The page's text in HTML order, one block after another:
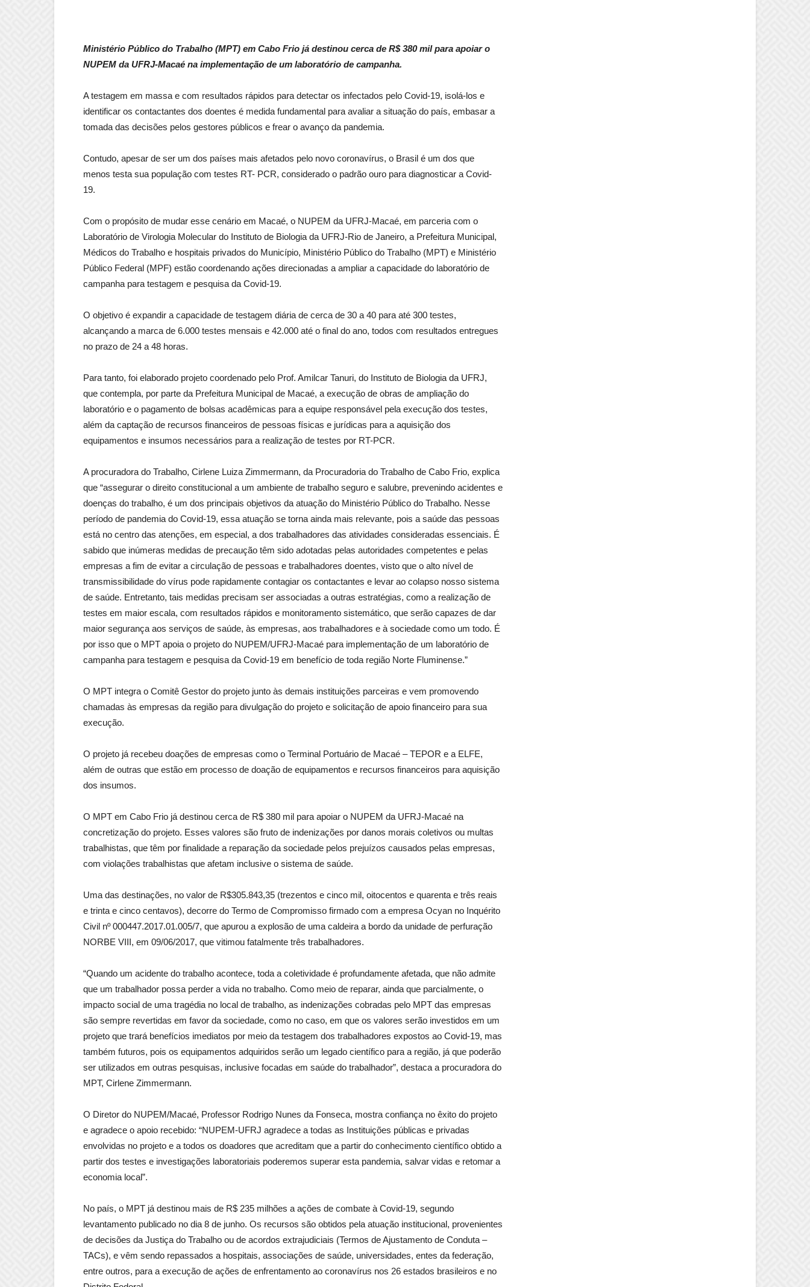
Ministério Público do Trabalho (MPT) em Cabo Frio já destinou cerca de R$ 380 mil para apoiar o
NUPEM da UFRJ-Macaé na implementação de um laboratório de campanha.
A testagem em massa e com resultados rápidos para detectar os infectados pelo Covid-19, isolá-los e
identificar os contactantes dos doentes é medida fundamental para avaliar a situação do país, embasar a
tomada das decisões pelos gestores públicos e frear o avanço da pandemia.
Contudo, apesar de ser um dos países mais afetados pelo novo coronavírus, o Brasil é um dos que
menos testa sua população com testes RT- PCR, considerado o padrão ouro para diagnosticar a Covid-
19.
Com o propósito de mudar esse cenário em Macaé, o NUPEM da UFRJ-Macaé, em parceria com o
Laboratório de Virologia Molecular do Instituto de Biologia da UFRJ-Rio de Janeiro, a Prefeitura Municipal,
Médicos do Trabalho e hospitais privados do Município, Ministério Público do Trabalho (MPT) e Ministério
Público Federal (MPF) estão coordenando ações direcionadas a ampliar a capacidade do laboratório de
campanha para testagem e pesquisa da Covid-19.
O objetivo é expandir a capacidade de testagem diária de cerca de 30 a 40 para até 300 testes,
alcançando a marca de 6.000 testes mensais e 42.000 até o final do ano, todos com resultados entregues
no prazo de 24 a 48 horas.
Para tanto, foi elaborado projeto coordenado pelo Prof. Amilcar Tanuri, do Instituto de Biologia da UFRJ,
que contempla, por parte da Prefeitura Municipal de Macaé, a execução de obras de ampliação do
laboratório e o pagamento de bolsas acadêmicas para a equipe responsável pela execução dos testes,
além da captação de recursos financeiros de pessoas físicas e jurídicas para a aquisição dos
equipamentos e insumos necessários para a realização de testes por RT-PCR.
A procuradora do Trabalho, Cirlene Luiza Zimmermann, da Procuradoria do Trabalho de Cabo Frio, explica
que “assegurar o direito constitucional a um ambiente de trabalho seguro e salubre, prevenindo acidentes e
doenças do trabalho, é um dos principais objetivos da atuação do Ministério Público do Trabalho. Nesse
período de pandemia do Covid-19, essa atuação se torna ainda mais relevante, pois a saúde das pessoas
está no centro das atenções, em especial, a dos trabalhadores das atividades consideradas essenciais. É
sabido que inúmeras medidas de precaução têm sido adotadas pelas autoridades competentes e pelas
empresas a fim de evitar a circulação de pessoas e trabalhadores doentes, visto que o alto nível de
transmissibilidade do vírus pode rapidamente contagiar os contactantes e levar ao colapso nosso sistema
de saúde. Entretanto, tais medidas precisam ser associadas a outras estratégias, como a realização de
testes em maior escala, com resultados rápidos e monitoramento sistemático, que serão capazes de dar
maior segurança aos serviços de saúde, às empresas, aos trabalhadores e à sociedade como um todo. É
por isso que o MPT apoia o projeto do NUPEM/UFRJ-Macaé para implementação de um laboratório de
campanha para testagem e pesquisa da Covid-19 em benefício de toda região Norte Fluminense.”
O MPT integra o Comitê Gestor do projeto junto às demais instituições parceiras e vem promovendo
chamadas às empresas da região para divulgação do projeto e solicitação de apoio financeiro para sua
execução.
O projeto já recebeu doações de empresas como o Terminal Portuário de Macaé – TEPOR e a ELFE,
além de outras que estão em processo de doação de equipamentos e recursos financeiros para aquisição
dos insumos.
O MPT em Cabo Frio já destinou cerca de R$ 380 mil para apoiar o NUPEM da UFRJ-Macaé na
concretização do projeto. Esses valores são fruto de indenizações por danos morais coletivos ou multas
trabalhistas, que têm por finalidade a reparação da sociedade pelos prejuízos causados pelas empresas,
com violações trabalhistas que afetam inclusive o sistema de saúde.
Uma das destinações, no valor de R$305.843,35 (trezentos e cinco mil, oitocentos e quarenta e três reais
e trinta e cinco centavos), decorre do Termo de Compromisso firmado com a empresa Ocyan no Inquérito
Civil nº 000447.2017.01.005/7, que apurou a explosão de uma caldeira a bordo da unidade de perfuração
NORBE VIII, em 09/06/2017, que vitimou fatalmente três trabalhadores.
“Quando um acidente do trabalho acontece, toda a coletividade é profundamente afetada, que não admite
que um trabalhador possa perder a vida no trabalho. Como meio de reparar, ainda que parcialmente, o
impacto social de uma tragédia no local de trabalho, as indenizações cobradas pelo MPT das empresas
são sempre revertidas em favor da sociedade, como no caso, em que os valores serão investidos em um
projeto que trará benefícios imediatos por meio da testagem dos trabalhadores expostos ao Covid-19, mas
também futuros, pois os equipamentos adquiridos serão um legado científico para a região, já que poderão
ser utilizados em outras pesquisas, inclusive focadas em saúde do trabalhador”, destaca a procuradora do
MPT, Cirlene Zimmermann.
O Diretor do NUPEM/Macaé, Professor Rodrigo Nunes da Fonseca, mostra confiança no êxito do projeto
e agradece o apoio recebido: “NUPEM-UFRJ agradece a todas as Instituições públicas e privadas
envolvidas no projeto e a todos os doadores que acreditam que a partir do conhecimento científico obtido a
partir dos testes e investigações laboratoriais poderemos superar esta pandemia, salvar vidas e retomar a
economia local”.
No país, o MPT já destinou mais de R$ 235 milhões a ações de combate à Covid-19, segundo
levantamento publicado no dia 8 de junho. Os recursos são obtidos pela atuação institucional, provenientes
de decisões da Justiça do Trabalho ou de acordos extrajudiciais (Termos de Ajustamento de Conduta –
TACs), e vêm sendo repassados a hospitais, associações de saúde, universidades, entes da federação,
entre outros, para a execução de ações de enfrentamento ao coronavírus nos 26 estados brasileiros e no